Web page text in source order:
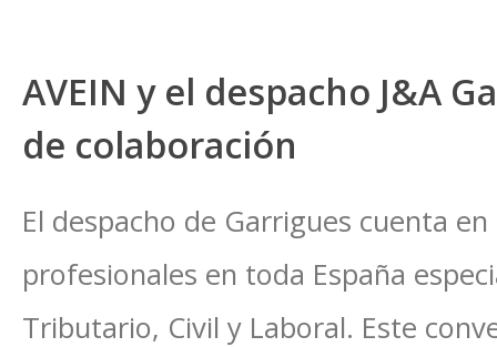
AVEIN y el despacho J&A
de colaboración
El despacho de Garrigues cuenta
profesionales en toda España
Tributario, Civil y Laboral. Este